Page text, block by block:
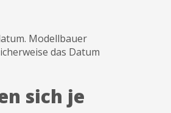
Modellbauer
das Datum
sich je